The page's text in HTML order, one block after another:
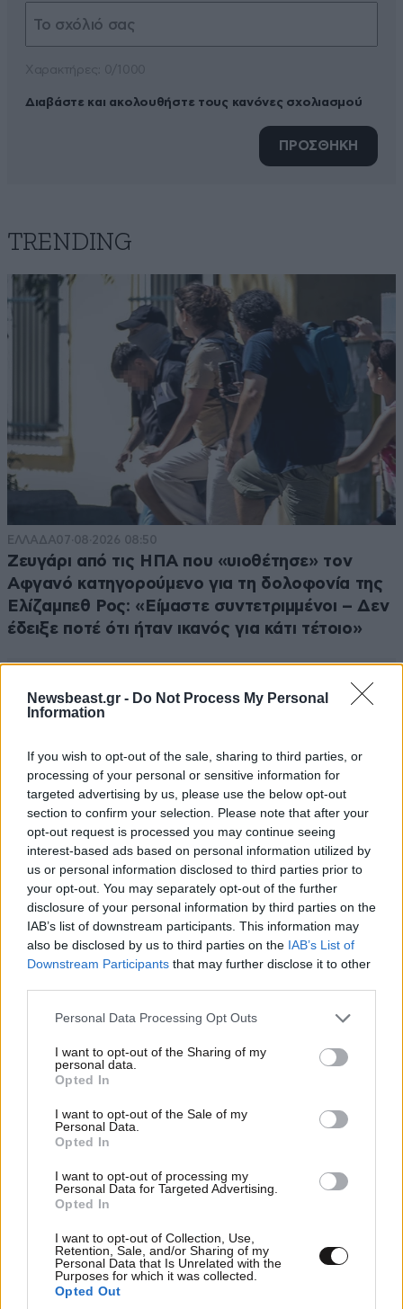
Newsbeast.gr - Do Not Process My Personal
Information
If you wish to opt-out of the sale, sharing to third parties, or
processing of your personal or sensitive information for
targeted advertising by us, please use the below opt-out
section to confirm your selection. Please note that after your
opt-out request is processed you may continue seeing
interest-based ads based on personal information utilized by
us or personal information disclosed to third parties prior to
your opt-out. You may separately opt-out of the further
disclosure of your personal information by third parties on the
IAB’s list of downstream participants. This information may
also be disclosed by us to third parties on the IAB’s List of
Downstream Participants that may further disclose it to other
Please note that this website/app uses one or more Google
not limited to your visit or usage behaviour. You may click to
grant or deny consent to Google and its third-party tags to
use your data for below specified purposes in below Google
consent section.
Personal Data Processing Opt Outs
I want to opt-out of the Sharing of my
personal data.
Opted In
I want to opt-out of the Sale of my
Personal Data.
Opted In
I want to opt-out of processing my
Personal Data for Targeted Advertising.
Opted In
I want to opt-out of Collection, Use,
Retention, Sale, and/or Sharing of my
Personal Data that Is Unrelated with the
Purposes for which it was collected.
Opted Out
Διαβάστε και ακολουθήστε τους κανόνες σχολιασμού
ΠΡΟΣΘΗΚΗ
TRENDING
ΕΛΛΑΔΑ07·08·2026 08:50
Ζευγάρι από τις ΗΠΑ που «υιοθέτησε» τον
Αφγανό κατηγορούμενο για τη δολοφονία της
Ελίζαμπεθ Ρος: «Είμαστε συντετριμμένοι – Δεν
έδειξε ποτέ ότι ήταν ικανός για κάτι τέτοιο»